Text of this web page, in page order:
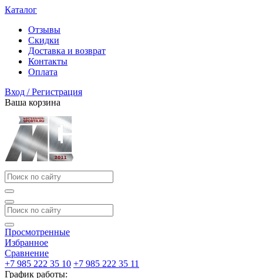
Каталог
Отзывы
Скидки
Доставка и возврат
Контакты
Оплата
Вход / Регистрация
Ваша корзина
Просмотренные
Избранное
Сравнение
+7 985 222 35 10 +7 985 222 35 11
График работы: